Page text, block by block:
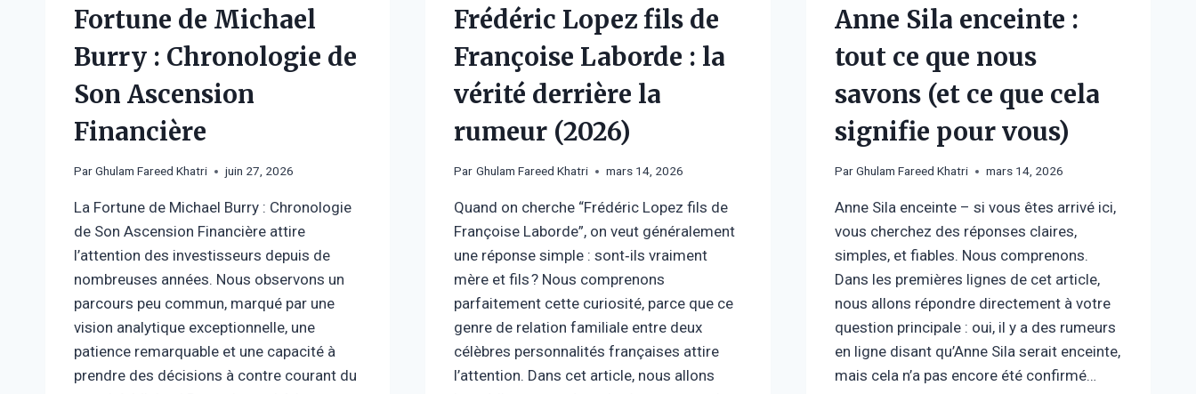
Fortune de Michael
Burry : Chronologie de
Son Ascension
Financière
ParGhulam Fareed Khatri juin 27, 2026
La Fortune de Michael Burry : Chronologie
de Son Ascension Financière attire
l’attention des investisseurs depuis de
nombreuses années. Nous observons un
parcours peu commun, marqué par une
vision analytique exceptionnelle, une
patience remarquable et une capacité à
prendre des décisions à contre courant du
Frédéric Lopez fils de
Françoise Laborde : la
vérité derrière la
rumeur (2026)
Par Ghulam Fareed Khatri mars 14, 2026
Quand on cherche “Frédéric Lopez fils de
Françoise Laborde”, on veut généralement
une réponse simple : sont‑ils vraiment
mère et fils ? Nous comprenons
parfaitement cette curiosité, parce que ce
genre de relation familiale entre deux
célèbres personnalités françaises attire
l’attention. Dans cet article, nous allons
Anne Sila enceinte :
tout ce que nous
savons (et ce que cela
signifie pour vous)
Par Ghulam Fareed Khatri mars 14, 2026
Anne Sila enceinte – si vous êtes arrivé ici,
vous cherchez des réponses claires,
simples, et fiables. Nous comprenons.
Dans les premières lignes de cet article,
nous allons répondre directement à votre
question principale : oui, il y a des rumeurs
en ligne disant qu’Anne Sila serait enceinte,
mais cela n’a pas encore été confirmé…